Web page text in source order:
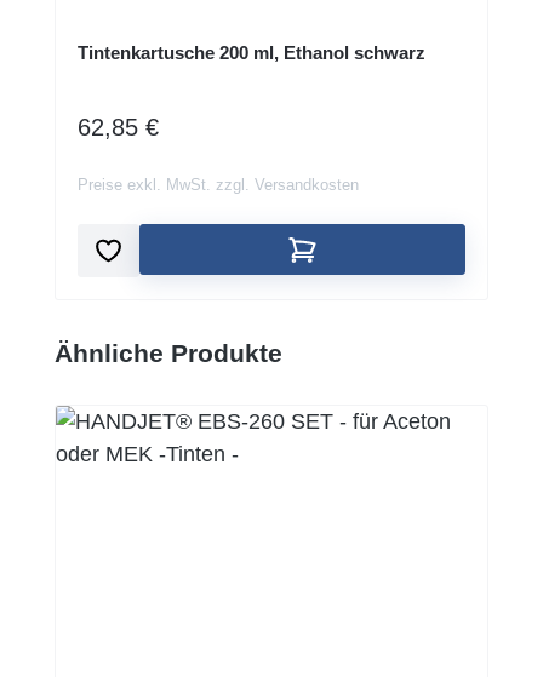
Tintenkartusche 200 ml, Ethanol schwarz
REGULÄRER PREIS:
62,85 €
Preise exkl. MwSt. zzgl. Versandkosten
Produktgalerie überspringen
Ähnliche Produkte